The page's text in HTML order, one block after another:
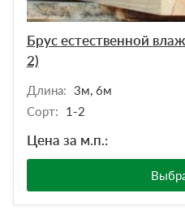
Брус естественной
2)
Длина: 3м, 6м
Сорт:
1-2
Цена за м.п.: